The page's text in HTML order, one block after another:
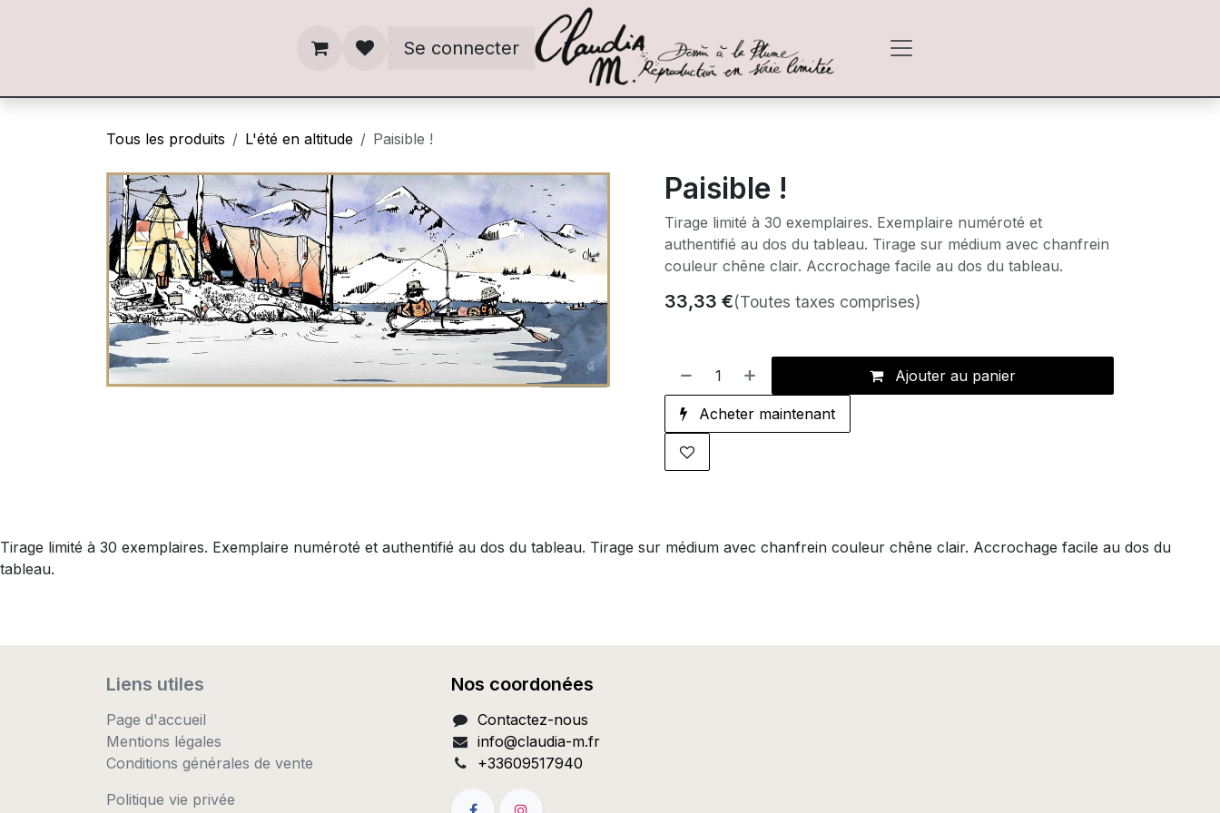
Se connecter
Tous les produits L'été en altitude Paisible !
Paisible !
Tirage limité à 30 exemplaires. Exemplaire numéroté et
authentifié au dos du tableau. Tirage sur médium avec chanfrein
couleur chêne clair. Accrochage facile au dos du tableau.
33,33 €(Toutes taxes comprises)
Ajouter au panier
Acheter maintenant
Tirage limité à 30 exemplaires. Exemplaire numéroté et authentifié au dos du tableau. Tirage sur médium avec chanfrein couleur chêne clair. Accrochage facile au dos du
tableau.
Liens utiles
Page d'accueil
Mentions légales
Conditions générales de vente
Politique vie privée
Nos coordonées
Contactez-nous
info@claudia-m.fr
+33609517940